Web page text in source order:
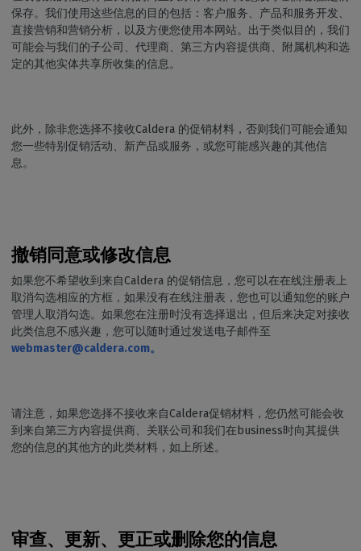
保存。我们使用这些信息的目的包括：客户服务、产品和服务开发、
直接营销和营销分析，以及方便您使用本网站。出于类似目的，我们
可能会与我们的子公司、代理商、第三方内容提供商、附属机构和选
定的其他实体共享所收集的信息。
此外，除非您选择不接收Caldera 的促销材料，否则我们可能会通知
您一些特别促销活动、新产品或服务，或您可能感兴趣的其他信
息。
撤销同意或修改信息
如果您不希望收到来自Caldera 的促销信息，您可以在在线注册表上
取消勾选相应的方框，如果没有在线注册表，您也可以通知您的账户
管理人取消勾选。如果您在注册时没有选择退出，但后来决定对接收
此类信息不感兴趣，您可以随时通过发送电子邮件至
webmaster@caldera.com。
请注意，如果您选择不接收来自Caldera促销材料，您仍然可能会收
到来自第三方内容提供商、关联公司和我们在business时向其提供
您的信息的其他方的此类材料，如上所述。
审查、更新、更正或删除您的信息